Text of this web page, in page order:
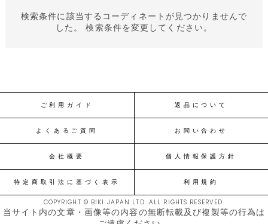
検索条件に該当するコーディネートが見つかりませんで
した。 検索条件を変更してください。
ご利用ガイド 返品について
よくあるご質問 お問い合わせ
会社概要 個人情報保護方針
特定商取引法に基づく表示 利用規約
COPYRIGHT © BIKI JAPAN LTD. ALL RIGHTS RESERVED.
当サイト内の文章・画像等の内容の無断転載及び複製等の行為は